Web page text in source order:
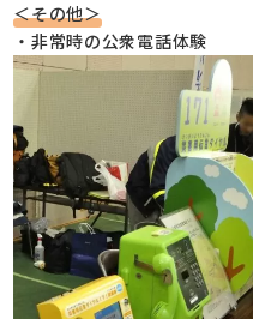
＜その他＞
・非常時の公衆電話体験